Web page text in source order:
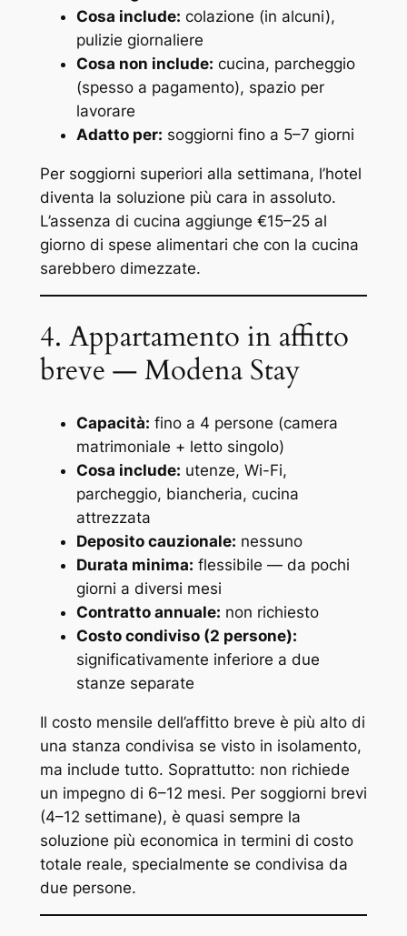
Cosa include: colazione (in alcuni),
pulizie giornaliere
Cosa non include: cucina, parcheggio
(spesso a pagamento), spazio per
lavorare
Adatto per: soggiorni fino a 5–7 giorni
Per soggiorni superiori alla settimana, l’hotel
diventa la soluzione più cara in assoluto.
L’assenza di cucina aggiunge €15–25 al
giorno di spese alimentari che con la cucina
sarebbero dimezzate.
4. Appartamento in affitto
breve — Modena Stay
Capacità: fino a 4 persone (camera
matrimoniale + letto singolo)
Cosa include: utenze, Wi-Fi,
parcheggio, biancheria, cucina
attrezzata
Deposito cauzionale: nessuno
Durata minima: flessibile — da pochi
giorni a diversi mesi
Contratto annuale: non richiesto
Costo condiviso (2 persone):
significativamente inferiore a due
stanze separate
Il costo mensile dell’affitto breve è più alto di
una stanza condivisa se visto in isolamento,
ma include tutto. Soprattutto: non richiede
un impegno di 6–12 mesi. Per soggiorni brevi
(4–12 settimane), è quasi sempre la
soluzione più economica in termini di costo
totale reale, specialmente se condivisa da
due persone.